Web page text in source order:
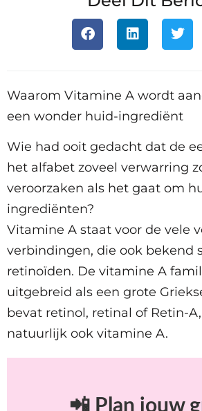
Waarom Vitamine A wordt
een wonder huid-ingrediënt
Wie had ooit gedacht dat de
het alfabet zoveel verwarring
veroorzaken als het gaat om
ingrediënten?
Vitamine A staat voor de vele
verbindingen, die ook bekend
retinoïden. De vitamine A
uitgebreid als een grote
bevat retinol, retinal of Retin-
natuurlijk ook vitamine A.
📲 Plan jouw